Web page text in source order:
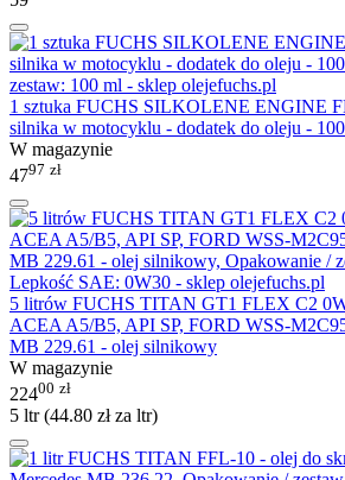
1 sztuka FUCHS SILKOLENE ENGINE
silnika w motocyklu - dodatek do oleju -
W magazynie
4797 zł
5 litrów FUCHS TITAN GT1 FLEX C2
ACEA A5/B5, API SP, FORD WSS-
MB 229.61 - olej silnikowy
W magazynie
22400 zł
5 ltr (44.80 złza ltr)